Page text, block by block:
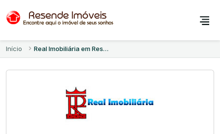
Início Real Imobiliária em Resende - RJ